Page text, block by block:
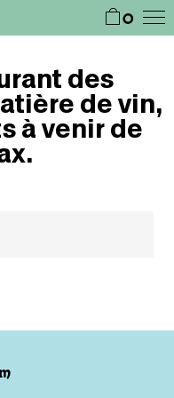
0
des
de vin,
à venir de